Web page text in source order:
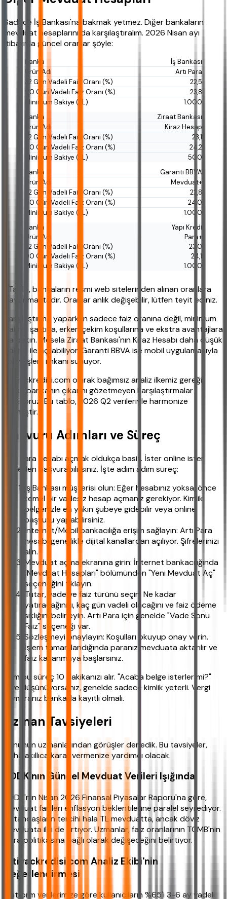
Sadece İş Bankası'na bakmak yetmez. Diğer bankaların
mevduat hesaplarını da karşılaştıralım. 2026 Nisan ayı
itibarıyla güncel oranlar şöyle:
İş Bankası
Artı Para
22,5
23,8
1.000
Ziraat Bankası
Kiraz Hesap
23,1
24,2
500
Garanti BBVA
Mevduat+
22,8
24,0
1.000
Yapı Kredi
Para+
23,0
24,1
1.000
*Tablo, bankaların resmi web sitelerinden alınan oranlara
dayanmaktadır. Oranlar anlık değişebilir, lütfen teyit ediniz.
Karşılaştırma yaparken sadece faiz oranına değil, minimum
bakiye şartına, erken çekim koşullarına ve ekstra avantajlara
da bakın. Mesela Ziraat Bankası'nın Kiraz Hesabı daha düşük
bakiye ile açılabiliyor. Garanti BBVA ise mobil uygulamasıyla
kolay işlem imkanı sunuyor.
ihtiyackredisi.com olarak bağımsız analiz ilkemiz gereği,
hiçbir bankanın çıkarını gözetmeyen karşılaştırmalar
yapıyoruz. Bu tablo, 2026 Q2 verileriyle harmonize
edilmiştir.
Başvuru Adımları ve Süreç
Artı Para hesabı açmak oldukça basit. İster online ister
şubeden başvurabilirsiniz. İşte adım adım süreç:
İş Bankası müşterisi olun: Eğer hesabınız yoksa, önce
temel bir vadesiz hesap açmanız gerekiyor. Kimlik
belgenizle en yakın şubeye gidebilir veya online
başvuru yapabilirsiniz.
İnternet/Mobil bankacılığa erişim sağlayın: Artı Para
hesabı genellikle dijital kanallardan açılıyor. Şifrelerinizi
alın.
Mevduat açma ekranına girin: İnternet bankacılığında
"Mevduat Hesapları" bölümünden "Yeni Mevduat Aç"
seçeneğini tıklayın.
Tutar, vade ve faiz türünü seçin: Ne kadar
yatıracağınızı, kaç gün vadeli olacağını ve faiz ödeme
sıklığını belirleyin. Artı Para için genelde "Vade Sonu
Faiz" seçeneği var.
Sözleşmeyi onaylayın: Koşulları okuyup onay verin.
İşlem tamamlandığında paranız mevduata aktarılır ve
faiz kazanmaya başlarsınız.
Tüm bu süreç 10 dakikanızı alır. "Acaba belge isterler mi?"
diye düşünüyorsanız, genelde sadece kimlik yeterli. Vergi
numaranız bankada kayıtlı olmalı.
Uzman Tavsiyeleri
Konunun uzmanlarından görüşler derledik. Bu tavsiyeler,
daha akıllıca karar vermenize yardımcı olacak.
BDDK'nın Güncel Mevduat Verileri Işığında
BDDK'nın Nisan 2026 Finansal Piyasalar Raporu'na göre,
mevduat faizleri enflasyon beklentilerine paralel seyrediyor.
Vatandaşların tercihi hala TL mevduatta, ancak döviz
mevduata ilgi de artıyor. Uzmanlar, faiz oranlarının TCMB'nin
para politikasına bağlı olarak değişeceğini belirtiyor.
ihtiyackredisi.com Analiz Ekibi'nin
Değerlendirmesi
Platform verilerimize göre kullanıcıların %65'i 3-6 ay vadeli